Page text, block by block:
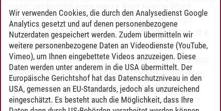
users performed even worse than novice Word
users. LaTeX users, however, more often report
enjoying using their respective software." (Knauff &
Nejasmic, 2014) In contrast to LaTeX, however,
RMarkdown is much easier to learn. In the seminar,
students will reflect on the replication crisis, open
science in general, and reproducible analysis
specifically. Moreover, students will learn how to
Wir verwenden Cookies, die durch den Analysedienst Google
Analytics gesetzt und auf denen personenbezogene
Nutzerdaten gespeichert werden. Zudem übermitteln wir
weitere personenbezogene Daten an Videodienste (YouTube,
Vimeo), um Ihnen eingebettete Videos anzuzeigen. Diese
Daten werden unter anderem in die USA übermittelt. Der
Europäische Gerichtshof hat das Datenschutzniveau in den
USA, gemessen an EU-Standards, jedoch als unzureichend
eingeschätzt. Es besteht auch die Möglichkeit, dass Ihre